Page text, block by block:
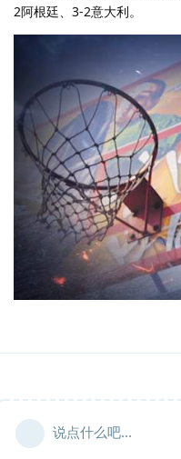
2阿根廷、3-2意大利。
说点什么吧...